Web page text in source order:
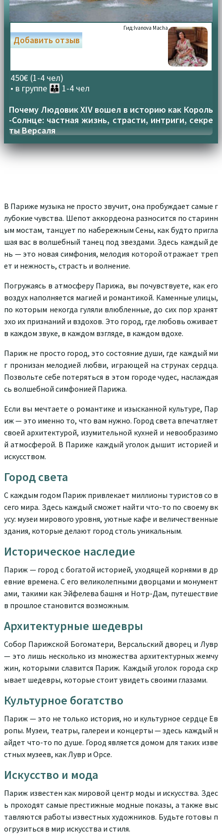
Гид:Ivanova Macha
450€ (1-4 чел)
• в группе 👪 1-4 чел
Добавить отзыв
Почему Людовик XIV вошел в историю как Король
-Солнце: частная жизнь, страсти, интриги, секре
ты Версаля
В Париже музыка не просто звучит, она пробуждает самые г
лубокие чувства. Шепот аккордеона разносится по старинн
ым мостам, танцует по набережным Сены, как будто пригла
шая вас в волшебный танец под звездами. Здесь каждый де
нь — это новая симфония, мелодия которой отражает треп
ет и нежность, страсть и волнение.
Погружаясь в атмосферу Парижа, вы почувствуете, как его
воздух наполняется магией и романтикой. Каменные улицы,
по которым некогда гуляли влюбленные, до сих пор хранят
эхо их признаний и вздохов. Это город, где любовь оживает
в каждом звуке, в каждом взгляде, в каждом вдохе.
Париж не просто город, это состояние души, где каждый ми
г пронизан мелодией любви, играющей на струнах сердца.
Позвольте себе потеряться в этом городе чудес, наслаждая
сь волшебной симфонией Парижа.
Если вы мечтаете о романтике и изысканной культуре, Пар
иж — это именно то, что вам нужно. Город света впечатляет
своей архитектурой, изумительной кухней и невообразимо
й атмосферой. В Париже каждый уголок дышит историей и
искусством.
Город света
С каждым годом Париж привлекает миллионы туристов со в
сего мира. Здесь каждый сможет найти что-то по своему вк
усу: музеи мирового уровня, уютные кафе и величественные
здания, которые делают город столь уникальным.
Историческое наследие
Париж — город с богатой историей, уходящей корнями в др
евние времена. С его великолепными дворцами и монумент
ами, такими как Эйфелева башня и Нотр-Дам, путешествие
в прошлое становится возможным.
Архитектурные шедевры
Собор Парижской Богоматери, Версальский дворец и Лувр
— это лишь несколько из множества архитектурных жемчу
жин, которыми славится Париж. Каждый уголок города скр
ывает шедевры, которые стоит увидеть своими глазами.
Культурное богатство
Париж — это не только история, но и культурное сердце Ев
ропы. Музеи, театры, галереи и концерты — здесь каждый н
айдет что-то по душе. Город является домом для таких изве
стных музеев, как Лувр и Орсе.
Искусство и мода
Париж известен как мировой центр моды и искусства. Здес
ь проходят самые престижные модные показы, а также выс
тавляются работы известных художников. Будьте готовы п
огрузиться в мир искусства и стиля.